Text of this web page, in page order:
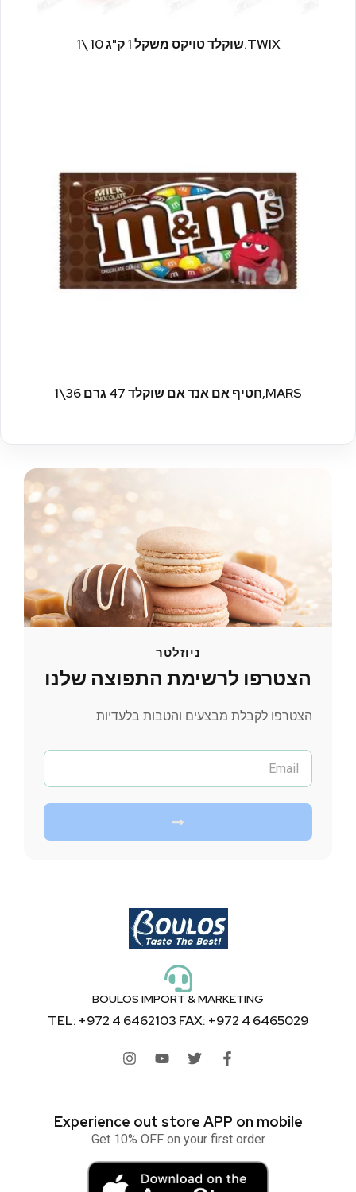
TWIX.שוקלד טויקס משקל 1 ק"ג 10 \1
MARS,חטיף אם אנד אם שוקלד 47 גרם 36\1
ניוזלטר
הצטרפו לרשימת התפוצה שלנו
הצטרפו לקבלת מבצעים והטבות בלעדיות
BOULOS IMPORT & MARKETING
TEL: +972 4 6462103 FAX: +972 4 6465029
Experience out store APP on mobile
Get 10% OFF on your first order